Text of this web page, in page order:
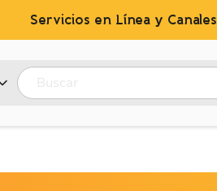
Servicios en Línea y Canales